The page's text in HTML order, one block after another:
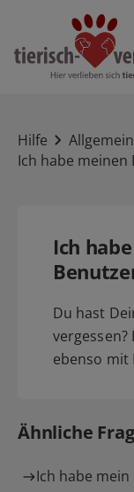
Hilfe
Ich habe meinen
Ich
Du hast
ebenso mit
Ähnliche
Ich habe